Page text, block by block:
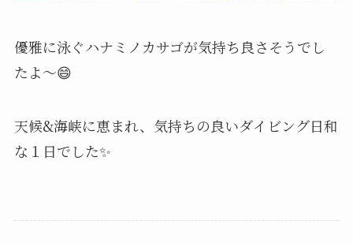
優雅に泳ぐハナミノカサゴが気持ち良さそうでし
たよ〜😄
天候&海峡に恵まれ、気持ちの良いダイビング日和
な１日でした✨